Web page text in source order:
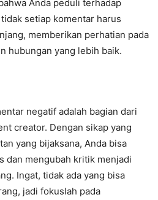
Anda peduli terhadap
setiap komentar harus
memberikan perhatian pada
hubungan yang lebih baik.
negatif adalah bagian dari
creator. Dengan sikap yang
yang bijaksana, Anda bisa
dan mengubah kritik menjadi
Ingat, tidak ada yang bisa
jadi fokuslah pada